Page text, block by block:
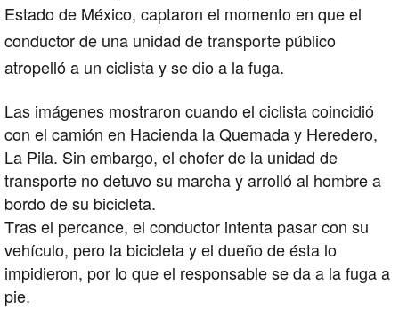
Estado de México, captaron el momento en que el
conductor de una unidad de transporte público
atropelló a un ciclista y se dio a la fuga.
Las imágenes mostraron cuando el ciclista coincidió
con el camión en Hacienda la Quemada y Heredero,
La Pila. Sin embargo, el chofer de la unidad de
transporte no detuvo su marcha y arrolló al hombre a
bordo de su bicicleta.
Tras el percance, el conductor intenta pasar con su
vehículo, pero la bicicleta y el dueño de ésta lo
impidieron, por lo que el responsable se da a la fuga a
pie.